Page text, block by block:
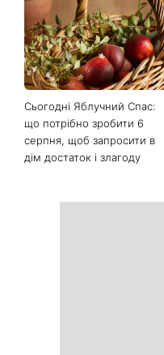
Сьогодні Яблучний Спас:
що потрібно зробити 6
серпня, щоб запросити в
дім достаток і злагоду